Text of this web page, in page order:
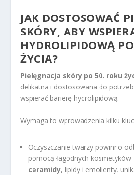
JAK DOSTOSOWAĆ
SKÓRY, ABY
HYDROLIPIDOWĄ
ŻYCIA?
Pielęgnacja skóry po 50. roku
delikatna i dostosowana do
wspierać barierę hydrolipidową.
Wymaga to wprowadzenia kilku
Oczyszczanie twarzy powinno
pomocą łagodnych kosmetyków
ceramidy, lipidy i emolienty,